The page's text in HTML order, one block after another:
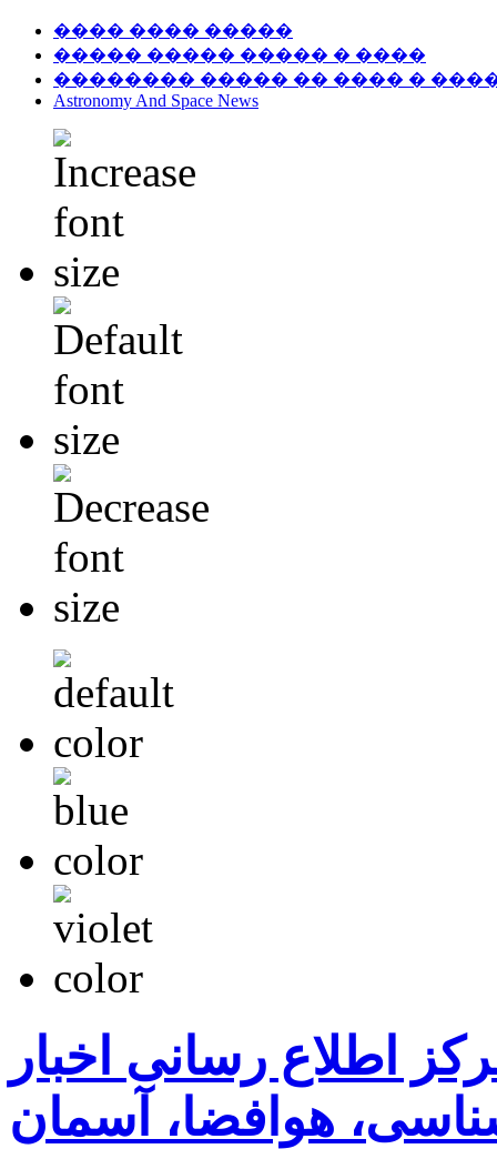
���� ���� �����
����� ����� ����� � ����
�������� ����� �� ���� �
Astronomy And Space News
اطلاع رسانی اخبار
هوافضا، آسمان